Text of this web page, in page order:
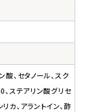
酸、セタノール、スク
、ステアリン酸グリセ
カ、アラントイン、酢